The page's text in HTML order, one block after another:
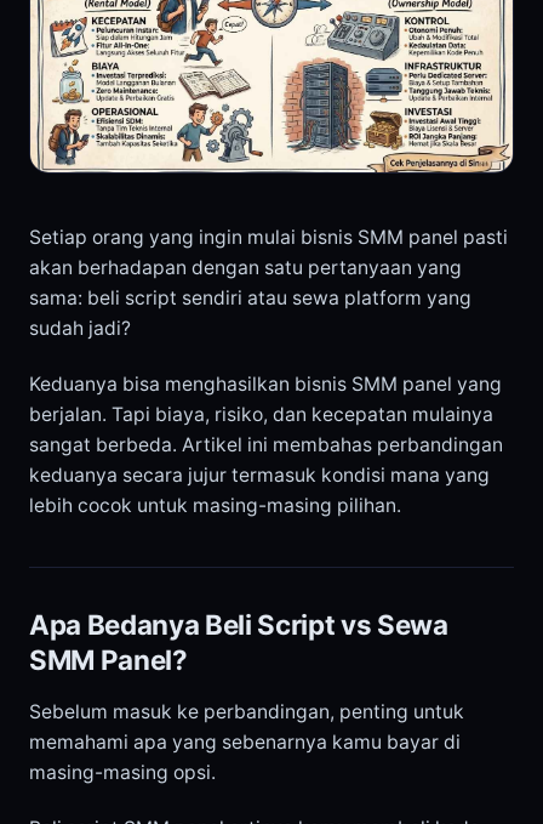
Setiap orang yang ingin mulai bisnis SMM panel pasti
akan berhadapan dengan satu pertanyaan yang
sama: beli script sendiri atau sewa platform yang
sudah jadi?
Keduanya bisa menghasilkan bisnis SMM panel yang
berjalan. Tapi biaya, risiko, dan kecepatan mulainya
sangat berbeda. Artikel ini membahas perbandingan
keduanya secara jujur termasuk kondisi mana yang
lebih cocok untuk masing-masing pilihan.
Apa Bedanya Beli Script vs Sewa
SMM Panel?
Sebelum masuk ke perbandingan, penting untuk
memahami apa yang sebenarnya kamu bayar di
masing-masing opsi.